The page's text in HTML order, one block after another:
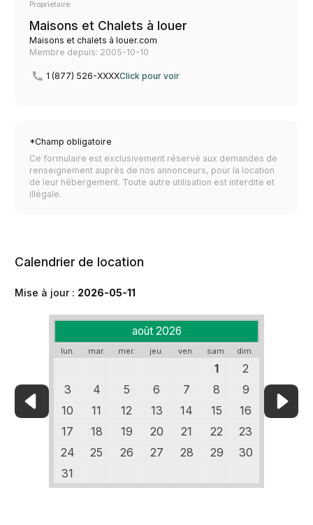
Propriétaire
Maisons et Chalets à louer
Maisons et chalets à louer.com
Membre depuis: 2005-10-10
1 (877) 526-XXXXClick pour voir
*Champ obligatoire
Ce formulaire est exclusivement réservé aux demandes de
renseignement auprès de nos annonceurs, pour la location
de leur hébergement. Toute autre utilisation est interdite et
illégale.
Calendrier de location
Mise à jour : 2026-05-11
août 2026
lun. mar. mer. jeu. ven. sam. dim.
1
2
3
4 5 6 7 8
9
10
11 12 13 14 15
16
17
18 19 20 21 22
23
24
25 26 27 28 29
30
31